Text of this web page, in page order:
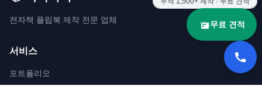
전자책 플립북 제작 전문 업체
서비스
포트폴리오
무료 견적